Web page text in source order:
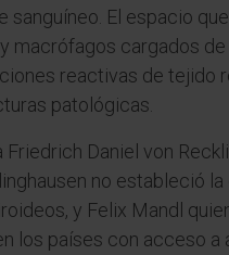
sanguíneo. El espacio
macrófagos cargados
reactivas de tejido
patológicas.
Daniel von
no estableció
y Felix Mandl
los países con acceso a